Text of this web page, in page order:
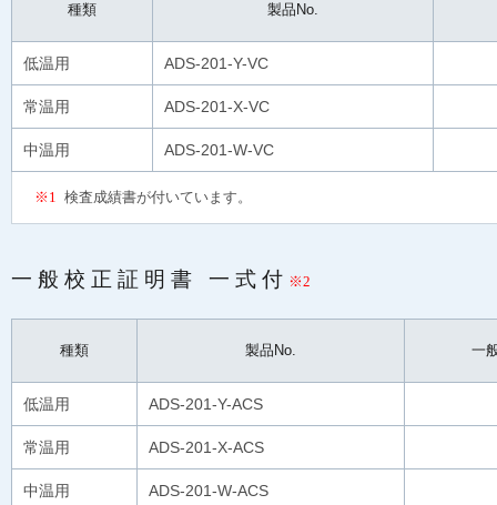
種類 製品No.
低温用 ADS-201-Y-VC
常温用 ADS-201-X-VC
中温用 ADS-201-W-VC
※1 検査成績書が付いています。
一般校正証明書 一式付 ※2
種類 製品No. 一
低温用 ADS-201-Y-ACS
常温用 ADS-201-X-ACS
中温用 ADS-201-W-ACS